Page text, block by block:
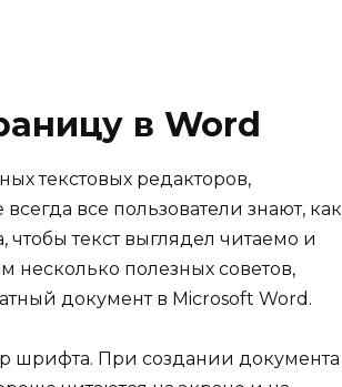
в Word
текстовых редакторов,
все пользователи знают, как
текст выглядел читаемо и
несколько полезных советов,
документ в Microsoft Word.
шрифта. При создании документа